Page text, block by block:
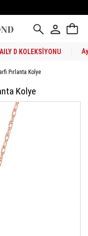
D KOLEKSİYONU
Pırlanta Kolye
Kolye